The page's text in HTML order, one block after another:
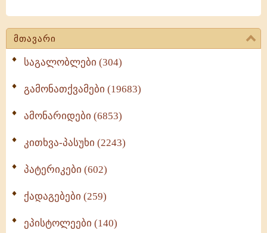
მთავარი
საგალობლები (304)
გამონათქვამები (19683)
ამონარიდები (6853)
კითხვა-პასუხი (2243)
პატერიკები (602)
ქადაგებები (259)
ეპისტოლეები (140)